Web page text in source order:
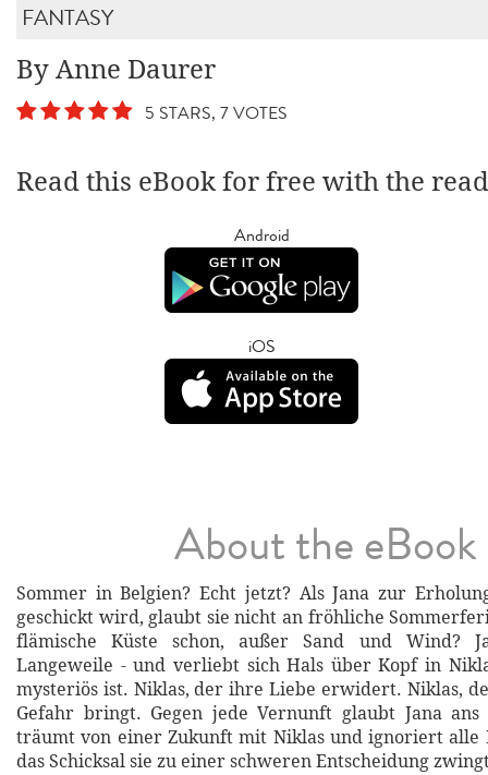
FANTASY
By Anne Daurer
5 STARS, 7 VOTES
Read this eBook for free with the
Android
iOS
About the eBook
Sommer in Belgien? Echt jetzt? Als Jana zur
geschickt wird, glaubt sie nicht an fröhliche
flämische Küste schon, außer Sand und Wind?
Langeweile - und verliebt sich Hals über Kopf in
mysteriös ist. Niklas, der ihre Liebe erwidert. Niklas,
Gefahr bringt. Gegen jede Vernunft glaubt Jana ans
träumt von einer Zukunft mit Niklas und ignoriert alle
das Schicksal sie zu einer schweren Entscheidung